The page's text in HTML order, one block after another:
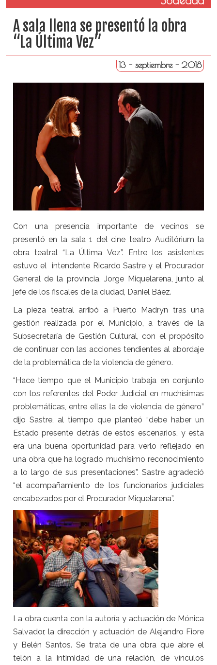
A sala llena se presentó la obra
“La Última Vez”
13 - septiembre - 2018
Con una presencia importante de vecinos se
presentó en la sala 1 del cine teatro Auditórium la
obra teatral “La Última Vez”. Entre los asistentes
estuvo el intendente Ricardo Sastre y el Procurador
General de la provincia, Jorge Miquelarena, junto al
jefe de los fiscales de la ciudad, Daniel Báez.
La pieza teatral arribó a Puerto Madryn tras una
gestión realizada por el Municipio, a través de la
Subsecretaría de Gestión Cultural, con el propósito
de continuar con las acciones tendientes al abordaje
de la problemática de la violencia de género.
“Hace tiempo que el Municipio trabaja en conjunto
con los referentes del Poder Judicial en muchísimas
problemáticas, entre ellas la de violencia de género”
dijo Sastre, al tiempo que planteó “debe haber un
Estado presente detrás de estos escenarios, y esta
era una buena oportunidad para verlo reflejado en
una obra que ha logrado muchísimo reconocimiento
a lo largo de sus presentaciones”. Sastre agradeció
“el acompañamiento de los funcionarios judiciales
encabezados por el Procurador Miquelarena”.
La obra cuenta con la autoría y actuación de Mónica
Salvador, la dirección y actuación de Alejandro Fiore
y Belén Santos. Se trata de una obra que abre el
telón a la intimidad de una relación, de vínculos